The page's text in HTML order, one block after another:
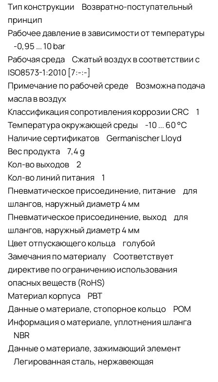
Тип конструкции Возвратно-поступательный
принцип
Рабочее давление в зависимости от температуры
-0,95 ... 10 bar
Рабочая среда Сжатый воздух в соответствии с
ISO8573-1:2010 [7:-:-]
Примечание по рабочей среде Возможна подача
масла в воздух
Классификация сопротивления коррозии CRC 1
Температура окружающей среды -10 ... 60 °C
Наличие сертификатов Germanischer Lloyd
Вес продукта 7,4 g
Кол-во выходов 2
Кол-во линий питания 1
Пневматическое присоединение, питание для
шлангов, наружный диаметр 4 мм
Пневматическое присоединение, выход для
шлангов, наружный диаметр 4 мм
Цвет отпускающего кольца голубой
Замечания по материалу Соответствует
директиве по ограничению использования
опасных веществ (RoHS)
Материал корпуса PBT
Данные о материале, стопорное кольцо POM
Информация о материале, уплотнения шланга
NBR
Данные о материале, зажимающий элемент
Легированная сталь, нержавеющая